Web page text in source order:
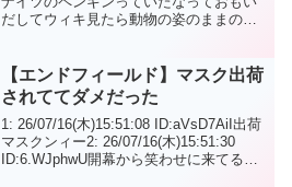
いやつなの？
だしてウィキ見たら動物の姿のままのや
的には超すごいやつなのでは？ 21...
【エンドフィールド】マスク出荷
されててダメだった
1: 26/07/16(木)15:51:08 ID:aVsD7AiI出荷
マスクンィー2: 26/07/16(木)15:51:30
ID:6.WJphwU開幕から笑わせに来てるン